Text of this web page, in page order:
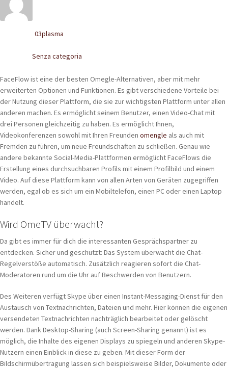
POLACCHINE
SCARPONCINI
SNEAKERS
STIVALETTI CHELSEA
CINTURE
TENDISCARPE
LA MISSION
COCCOLA LE TUE SCARPE
GLI ARTIGIANI
CONTATTI
03plasma
Senza categoria
FaceFlow ist eine der besten Omegle-Alternativen, aber mit mehr
erweiterten Optionen und Funktionen. Es gibt verschiedene Vorteile bei
der Nutzung dieser Plattform, die sie zur wichtigsten Plattform unter allen
anderen machen. Es ermöglicht seinem Benutzer, einen Video-Chat mit
drei Personen gleichzeitig zu haben. Es ermöglicht Ihnen,
Videokonferenzen sowohl mit Ihren Freunden omengle als auch mit
Fremden zu führen, um neue Freundschaften zu schließen. Genau wie
andere bekannte Social-Media-Plattformen ermöglicht FaceFlows die
Erstellung eines durchsuchbaren Profils mit einem Profilbild und einem
Video. Auf diese Plattform kann von allen Arten von Geräten zugegriffen
werden, egal ob es sich um ein Mobiltelefon, einen PC oder einen Laptop
handelt.
Wird OmeTV überwacht?
Da gibt es immer für dich die interessanten Gesprächspartner zu
entdecken. Sicher und geschützt: Das System überwacht die Chat-
Regelverstöße automatisch. Zusätzlich reagieren sofort die Chat-
Moderatoren rund um die Uhr auf Beschwerden von Benutzern.
Des Weiteren verfügt Skype über einen Instant-Messaging-Dienst für den
Austausch von Textnachrichten, Dateien und mehr. Hier können die eigenen
versendeten Textnachrichten nachträglich bearbeitet oder gelöscht
werden. Dank Desktop-Sharing (auch Screen-Sharing genannt) ist es
möglich, die Inhalte des eigenen Displays zu spiegeln und anderen Skype-
Nutzern einen Einblick in diese zu geben. Mit dieser Form der
Bildschirmübertragung lassen sich beispielsweise Bilder, Dokumente oder